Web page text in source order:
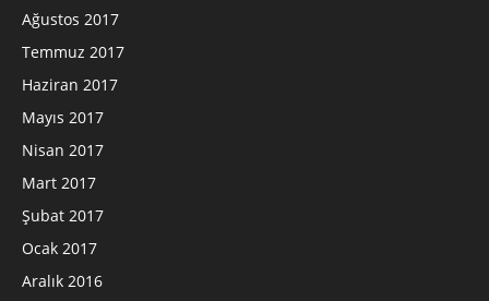
Ağustos 2017
Temmuz 2017
Haziran 2017
Mayıs 2017
Nisan 2017
Mart 2017
Şubat 2017
Ocak 2017
Aralık 2016